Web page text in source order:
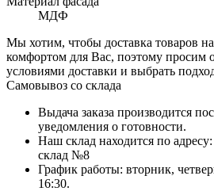
МДФ
Мы хотим, чтобы доставка товаров
комфортом для Вас, поэтому просим
условиями доставки и выбрать
Самовывоз со склада
Выдача заказа производится
уведомления о готовности.
Наш склад находится по
склад №8
График работы: вторник,
16:30.